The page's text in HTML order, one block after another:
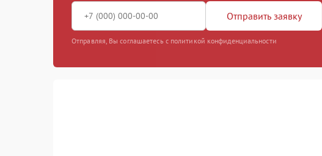
Отправить заявку
Отправляя, Вы соглашаетесь с политикой конфиденциальности